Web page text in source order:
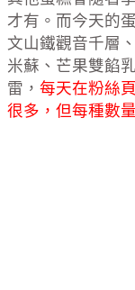
才有。而今天的
文山鐵觀音千層
米蘇、芒果雙餡
雷， 每天在粉絲
很多，但每種數